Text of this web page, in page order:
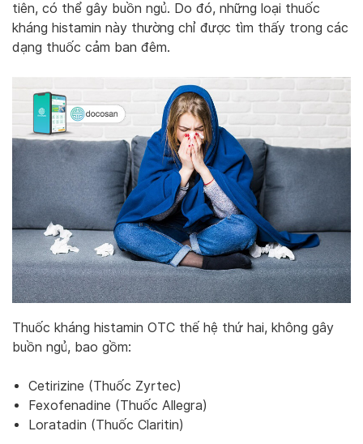
tiên, có thể gây buồn ngủ. Do đó, những loại thuốc
kháng histamin này thường chỉ được tìm thấy trong các
dạng thuốc cảm ban đêm.
Thuốc kháng histamin OTC thế hệ thứ hai, không gây
buồn ngủ, bao gồm:
Cetirizine (Thuốc Zyrtec)
Fexofenadine (Thuốc Allegra)
Loratadin (Thuốc Claritin)